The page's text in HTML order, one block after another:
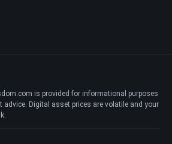
is provided for informational purposes
advice. Digital asset prices are volatile and your